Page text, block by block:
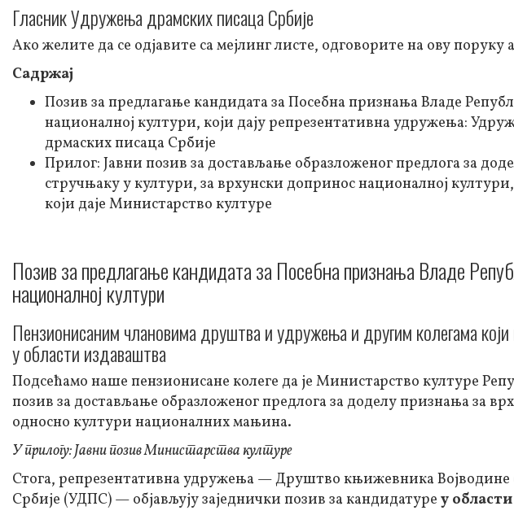
Гласник Удружења драмских писаца Србије
Ако желите да се одјавите са мејлинг листе, одговорите на ову
Садржај
Позив за предлагање кандидата за Посебна признања Владе
националној култури, који дају репрезентативна удружења:
дрмаских писаца Србије
Прилог: Јавни позив за достављање образложеног предлога за
стручњаку у култури, за врхунски допринос националној
који даје Министарство културе
Позив за предлагање кандидата за Посебна признања Владе
националној култури
Пензионисаним члановима друштва и удружeњa и другим колегама који
у области издаваштва
Подсећамо наше пензионисане колеге да је Министарство културе
позив за достављање образложеног предлога за доделу признања за
односно култури националних мањина.
У прилогу: Јавни позив Министарства културе
Стога, репрезентативна удружења — Друштво књижевника
Србије (УДПС) — објављују заједнички позив за кандидатуре у